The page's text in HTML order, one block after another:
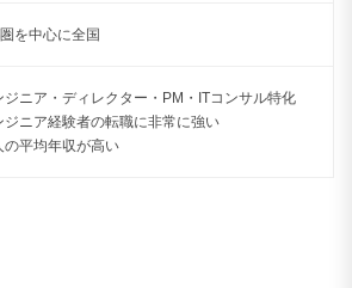
を中心に全国
ジニア・ディレクター・PM・ITコンサル特化
ジニア経験者の転職に非常に強い
の平均年収が高い